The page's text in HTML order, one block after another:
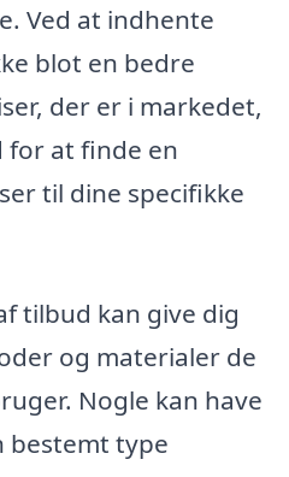
Ved at indhente
blot en bedre
der er i markedet,
for at finde en
til dine specifikke
tilbud kan give dig
og materialer de
Nogle kan have
bestemt type